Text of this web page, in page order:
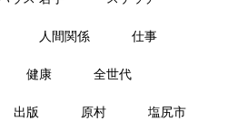
人間関係 仕事
健康 全世代
出版 原村 塩尻市